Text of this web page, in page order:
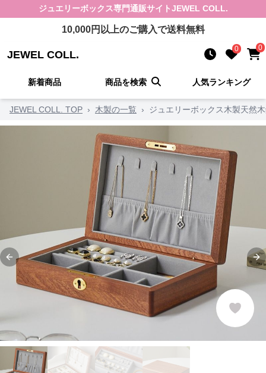
ジュエリーボックス専門通販サイトJEWEL COLL.
10,000円以上のご購入で送料無料
JEWEL COLL. 0 0
新着商品 商品を検索 人気ランキング
JEWEL COLL. TOP › 木製の一覧 › ジュエリーボックス木製天然
Previous slide